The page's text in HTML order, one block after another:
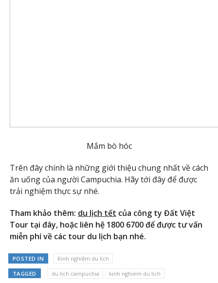
Mắm bò hóc
Trên đây chính là những giới thiệu chung nhất về cách
ăn uống của người Campuchia. Hãy tới đây để được
trải nghiệm thực sự nhé.
Tham khảo thêm: du lịch tết của công ty Đất Việt
Tour tại đây, hoặc liên hệ 1800 6700 để được tư vấn
miễn phí về các tour du lịch bạn nhé.
POSTED IN Kinh nghiệm du lịch
TAGGED du lịch campuchia kinh nghiem du lich